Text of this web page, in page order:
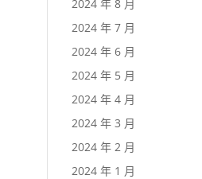
2024 年 8 月
2024 年 7 月
2024 年 6 月
2024 年 5 月
2024 年 4 月
2024 年 3 月
2024 年 2 月
2024 年 1 月